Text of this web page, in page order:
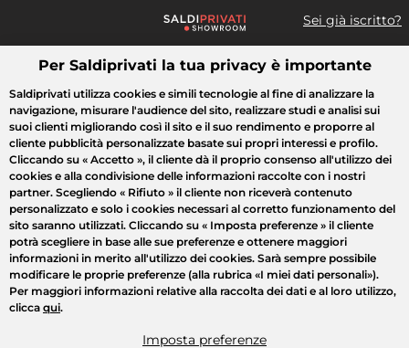
Sei già iscritto?
Cosa cerchi?
Tutte le vendite Moda Casa Bellezza Elettrodomestici
Per Saldiprivati la tua privacy è importante
Saldiprivati utilizza cookies e simili tecnologie al fine di analizzare la
navigazione, misurare l'audience del sito, realizzare studi e analisi sui
suoi clienti migliorando così il sito e il suo rendimento e proporre al
cliente pubblicità personalizzate basate sui propri interessi e profilo.
Cliccando su « Accetto », il cliente dà il proprio consenso all'utilizzo dei
cookies e alla condivisione delle informazioni raccolte con i nostri
partner. Scegliendo « Rifiuto » il cliente non riceverà contenuto
personalizzato e solo i cookies necessari al corretto funzionamento del
sito saranno utilizzati. Cliccando su « Imposta preferenze » il cliente
potrà scegliere in base alle sue preferenze e ottenere maggiori
informazioni in merito all'utilizzo dei cookies. Sarà sempre possibile
modificare le proprie preferenze (alla rubrica «I miei dati personali»).
Per maggiori informazioni relative alla raccolta dei dati e al loro utilizzo,
clicca qui.
Imposta preferenze